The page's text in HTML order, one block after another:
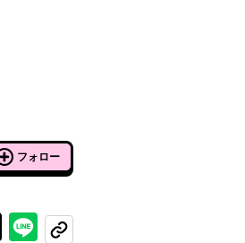
フォロー
Xで投稿するラインでシェアする
コピーする